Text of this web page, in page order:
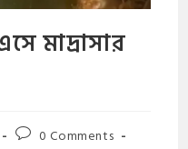
মাদ্রাসার
0 Comments